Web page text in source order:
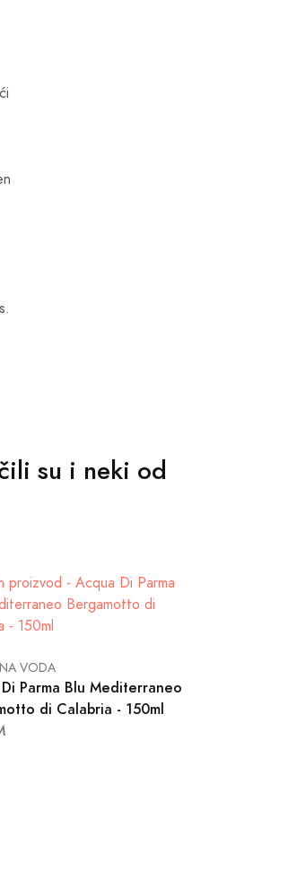
su i neki od
VODA
Parma Blu Mediterraneo
di Calabria - 150ml